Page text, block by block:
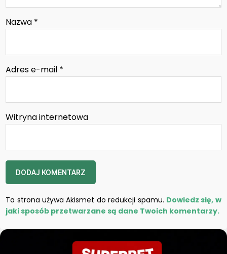
Nazwa *
Adres e-mail *
Witryna internetowa
Ta strona używa Akismet do redukcji spamu. Dowiedz się, w
jaki sposób przetwarzane są dane Twoich komentarzy.